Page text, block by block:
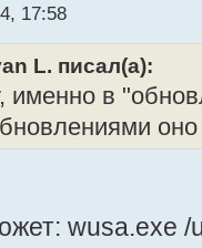
17:58
L. писал(а):
именно в
оно
wusa.exe